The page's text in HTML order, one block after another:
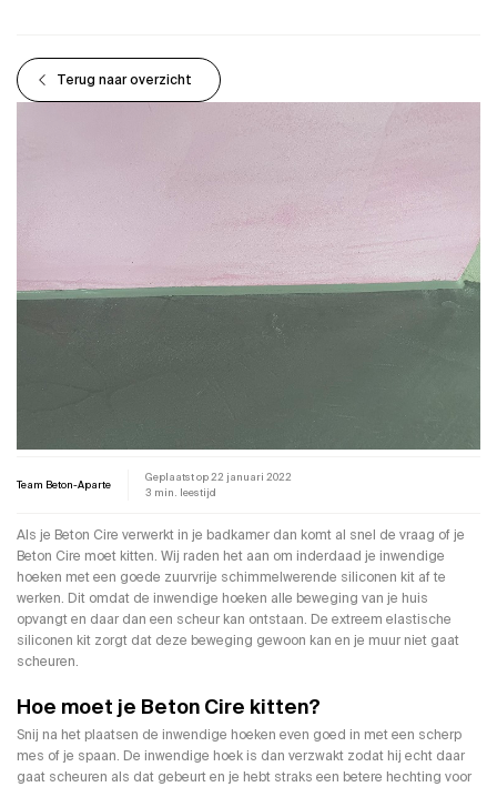
Terug naar overzicht
Team Beton-Aparte
Geplaatst op22 januari 2022
3 min. leestijd
Als je Beton Cire verwerkt in je badkamer dan komt al snel de vraag of je
Beton Cire moet kitten. Wij raden het aan om inderdaad je inwendige
hoeken met een goede zuurvrije schimmelwerende siliconen kit af te
werken. Dit omdat de inwendige hoeken alle beweging van je huis
opvangt en daar dan een scheur kan ontstaan. De extreem elastische
siliconen kit zorgt dat deze beweging gewoon kan en je muur niet gaat
scheuren.
Hoe moet je Beton Cire kitten?
Snij na het plaatsen de inwendige hoeken even goed in met een scherp
mes of je spaan. De inwendige hoek is dan verzwakt zodat hij echt daar
gaat scheuren als dat gebeurt en je hebt straks een betere hechting voor